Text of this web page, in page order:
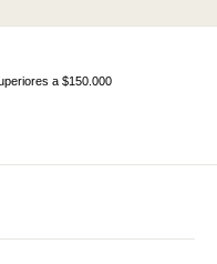
a $150.000